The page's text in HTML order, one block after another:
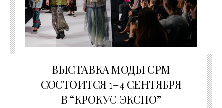
ВЫСТАВКА МОДЫ CPM
СОСТОИТСЯ 1–4 СЕНТЯБРЯ
В “КРОКУС ЭКСПО”